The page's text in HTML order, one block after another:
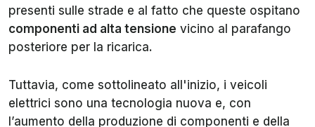
presenti sulle strade e al fatto che queste ospitano
componenti ad alta tensione vicino al parafango
posteriore per la ricarica.
Tuttavia, come sottolineato all'inizio, i veicoli
elettrici sono una tecnologia nuova e, con
l’aumento della produzione di componenti e della